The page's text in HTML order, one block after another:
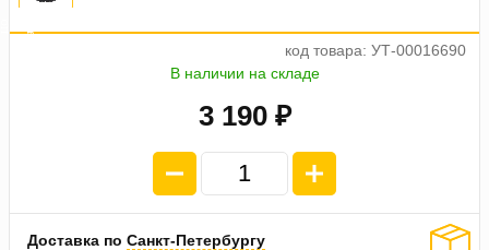
код товара: УТ-00016690
В наличии на складе
3 190 ₽
а
Доставка по Санкт-Петербургу